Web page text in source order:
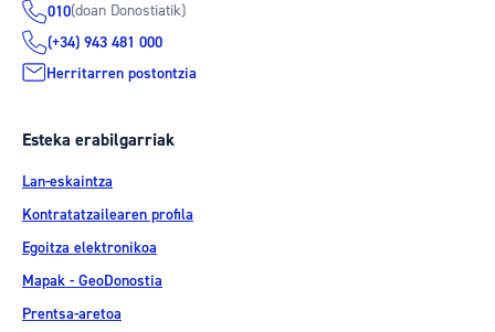
010(doan Donostiatik)
(+34) 943 481 000
Herritarren postontzia
Esteka erabilgarriak
Lan-eskaintza
Kontratatzailearen profila
Egoitza elektronikoa
Mapak - GeoDonostia
Prentsa-aretoa